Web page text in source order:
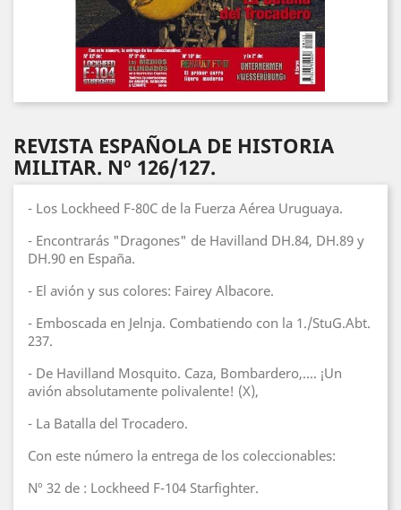
REVISTA ESPAÑOLA DE HISTORIA
MILITAR. Nº 126/127.
- Los Lockheed F-80C de la Fuerza Aérea Uruguaya.
- Encontrarás "Dragones" de Havilland DH.84, DH.89 y
DH.90 en España.
- El avión y sus colores: Fairey Albacore.
- Emboscada en Jelnja. Combatiendo con la 1./StuG.Abt.
237.
- De Havilland Mosquito. Caza, Bombardero,.... ¡Un
avión absolutamente polivalente! (X),
- La Batalla del Trocadero.
Con este número la entrega de los coleccionables:
Nº 32 de : Lockheed F-104 Starfighter.